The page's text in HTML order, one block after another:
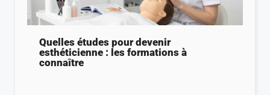
Quelles études pour devenir
esthéticienne : les formations à
connaître